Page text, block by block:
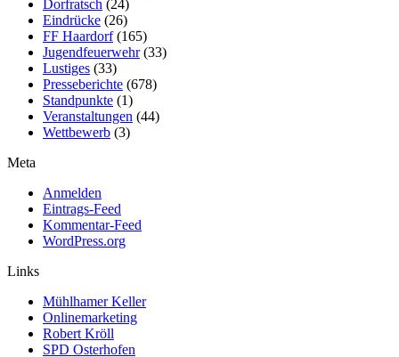
Dorfratsch (24)
Eindrücke (26)
FF Haardorf(165)
Jugendfeuerwehr(33)
Lustiges (33)
Presseberichte (678)
Standpunkte (1)
Veranstaltungen (44)
Wettbewerb (3)
Meta
Anmelden
Eintrags-Feed
Kommentar-Feed
WordPress.org
Links
Mühlhamer Keller
Onlinemarketing
Robert Kröll
SPD Osterhofen